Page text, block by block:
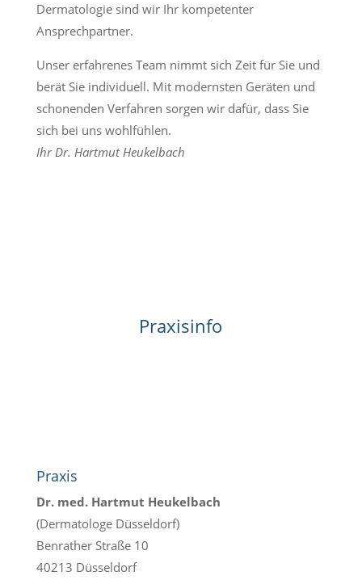
Dermatologie sind wir Ihr kompetenter
Ansprechpartner.
Unser erfahrenes Team nimmt sich Zeit für Sie und
berät Sie individuell. Mit modernsten Geräten und
schonenden Verfahren sorgen wir dafür, dass Sie
sich bei uns wohlfühlen.
Ihr Dr. Hartmut Heukelbach
Praxisinfo
Praxis
Dr. med. Hartmut Heukelbach
(Dermatologe Düsseldorf)
Benrather Straße 10
40213 Düsseldorf